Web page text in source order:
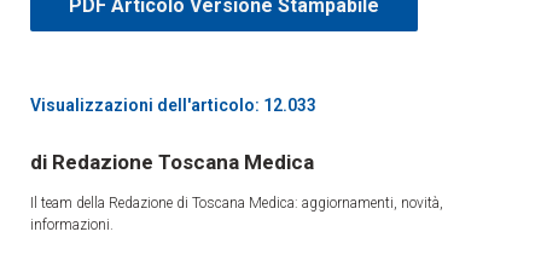
PDF Articolo Versione Stampabile
Visualizzazioni dell'articolo: 12.033
Redazione Toscana Medica
Il team della Redazione di Toscana Medica: aggiornamenti, novità,
informazioni.